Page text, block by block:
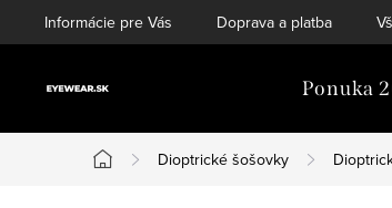
na
Informácie pre Vás Doprava a platba
Ponuka
Domov
Dioptrické šošovky